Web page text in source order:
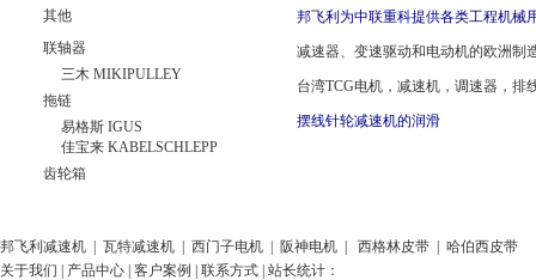
其他
联轴器
三木 MIKIPULLEY
拖链
易格斯 IGUS
佳宝来 KABELSCHLEPP
齿轮箱
邦飞利为中联重科提供各类工程机械
减速器、变速驱动和电动机的欧洲
台湾TCG电机，减速机，调速器，排
摆线针轮减速机的润滑
邦飞利减速机 瓦特减速机 西门子电机 阪神电机 西格林皮带
哈伯西皮带
关于我们
产品中心 客户案例 联系方式 | 站长统计：